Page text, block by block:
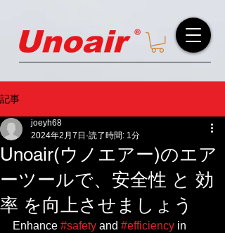
記事
Unoair(ウノエアー)のエア
ーツールで、安全性 と 効
率 を向上させましょう
joeyh68
2024年2月7日 読了時間: 1分
Enhance #safety and #efficiency in